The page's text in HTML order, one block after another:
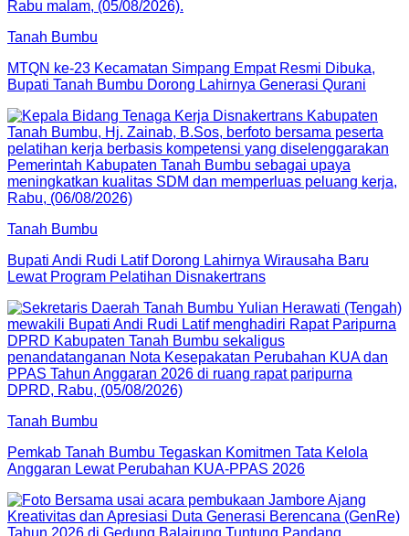
Tanah Bumbu
MTQN ke-23 Kecamatan Simpang Empat Resmi Dibuka,
Bupati Tanah Bumbu Dorong Lahirnya Generasi Qurani
Tanah Bumbu
Bupati Andi Rudi Latif Dorong Lahirnya Wirausaha Baru
Lewat Program Pelatihan Disnakertrans
Tanah Bumbu
Pemkab Tanah Bumbu Tegaskan Komitmen Tata Kelola
Anggaran Lewat Perubahan KUA-PPAS 2026